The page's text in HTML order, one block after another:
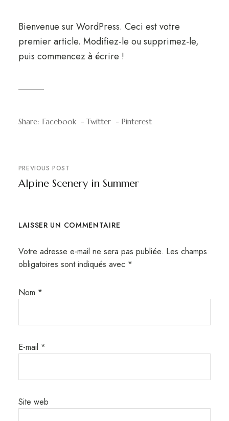
Bienvenue sur WordPress. Ceci est votre
premier article. Modifiez-le ou supprimez-le,
puis commencez à écrire !
Share: Facebook Twitter Pinterest
PREVIOUS POST
Alpine Scenery in Summer
LAISSER UN COMMENTAIRE
Votre adresse e-mail ne sera pas publiée. Les champs
obligatoires sont indiqués avec *
Nom *
E-mail *
Site web